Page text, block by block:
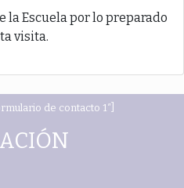
la Escuela por lo preparado
visita.
de contacto 1″]